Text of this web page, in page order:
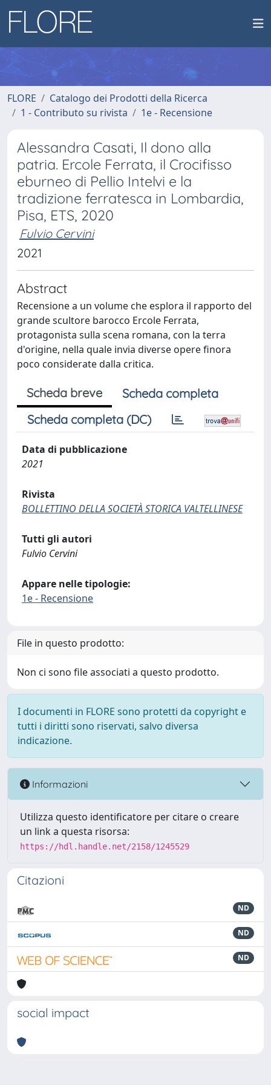
FLORE
Catalogo dei Prodotti della Ricerca
1 - Contributo su rivista
1e - Recensione
Alessandra Casati, Il dono alla
patria. Ercole Ferrata, il Crocifisso
eburneo di Pellio Intelvi e la
tradizione ferratesca in Lombardia,
Pisa, ETS, 2020
Fulvio Cervini
2021
Abstract
Recensione a un volume che esplora il rapporto del
grande scultore barocco Ercole Ferrata,
protagonista sulla scena romana, con la terra
d'origine, nella quale invia diverse opere finora
poco considerate dalla critica.
Scheda breve
Scheda completa
Scheda completa (DC)
Data di pubblicazione
2021
Rivista
BOLLETTINO DELLA SOCIETÀ STORICA VALTELLINESE
Tutti gli autori
Fulvio Cervini
Appare nelle tipologie:
1e - Recensione
File in questo prodotto:
Non ci sono file associati a questo prodotto.
I documenti in FLORE sono protetti da copyright e
tutti i diritti sono riservati, salvo diversa
indicazione.
Informazioni
Utilizza questo identificatore per citare o creare
un link a questa risorsa:
https://hdl.handle.net/2158/1245529
Citazioni
ND
ND
ND
social impact